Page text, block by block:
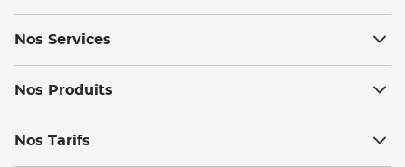
Nos Services
Nos Produits
Nos Tarifs